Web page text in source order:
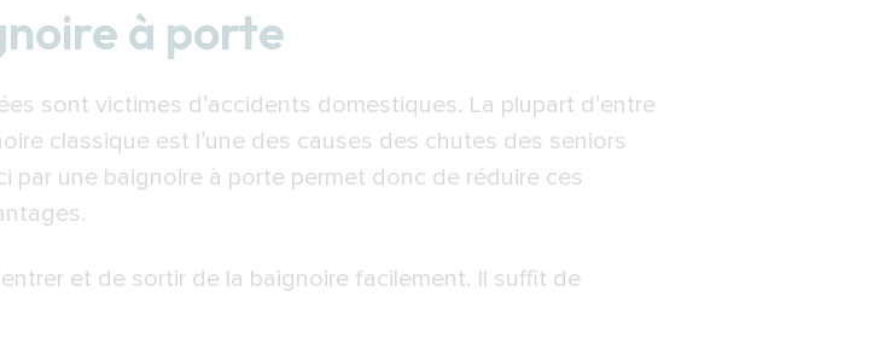
à Bourg-en-Bresse
à porte à Bourg-en-Bresse
à porte
sont victimes d’accidents domestiques. La plupart d’entre
classique est l’une des causes des chutes des seniors
par une baignoire à porte permet donc de réduire ces
et de sortir de la baignoire facilement. Il suffit de